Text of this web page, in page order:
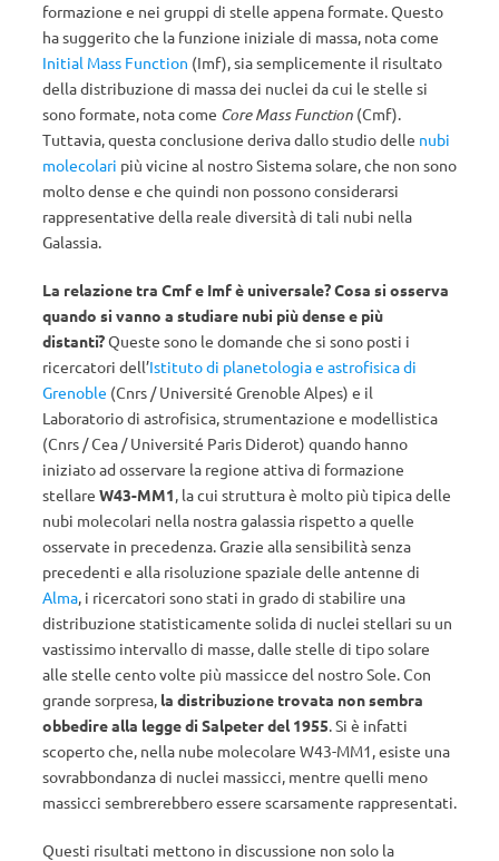
formazione e nei gruppi di stelle appena formate. Questo
ha suggerito che la funzione iniziale di massa, nota come
Initial Mass Function (Imf), sia semplicemente il risultato
della distribuzione di massa dei nuclei da cui le stelle si
sono formate, nota come Core Mass Function (Cmf).
Tuttavia, questa conclusione deriva dallo studio delle nubi
molecolari più vicine al nostro Sistema solare, che non sono
molto dense e che quindi non possono considerarsi
rappresentative della reale diversità di tali nubi nella
Galassia.
La relazione tra Cmf e Imf è universale? Cosa si osserva
quando si vanno a studiare nubi più dense e più
distanti?Queste sono le domande che si sono posti i
ricercatori dell’Istituto di planetologia e astrofisica di
Grenoble (Cnrs / Université Grenoble Alpes) e il
Laboratorio di astrofisica, strumentazione e modellistica
(Cnrs / Cea / Université Paris Diderot) quando hanno
iniziato ad osservare la regione attiva di formazione
stellare W43-MM1, la cui struttura è molto più tipica delle
nubi molecolari nella nostra galassia rispetto a quelle
osservate in precedenza. Grazie alla sensibilità senza
precedenti e alla risoluzione spaziale delle antenne di
Alma, i ricercatori sono stati in grado di stabilire una
distribuzione statisticamente solida di nuclei stellari su un
vastissimo intervallo di masse, dalle stelle di tipo solare
alle stelle cento volte più massicce del nostro Sole. Con
grande sorpresa, la distribuzione trovata non sembra
obbedire alla legge di Salpeter del 1955. Si è infatti
scoperto che, nella nube molecolare W43-MM1, esiste una
sovrabbondanza di nuclei massicci, mentre quelli meno
massicci sembrerebbero essere scarsamente rappresentati.
Questi risultati mettono in discussione non solo la